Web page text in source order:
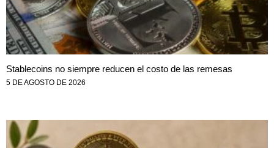
Stablecoins no siempre reducen el costo de las remesas
5 DE AGOSTO DE 2026